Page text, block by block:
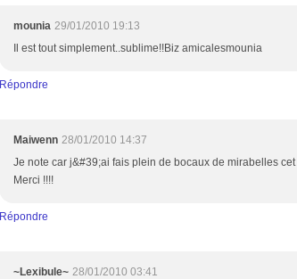
mounia 29/01/2010 19:13
Il est tout simplement..sublime!!Biz amicalesmounia
Répondre
Maiwenn 28/01/2010 14:37
Je note car j&#39;ai fais plein de bocaux de mirabelles
Merci !!!!
Répondre
~Lexibule~ 28/01/2010 03:41